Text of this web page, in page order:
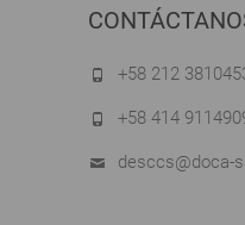
+58 212
+58 414
desccs@doca-